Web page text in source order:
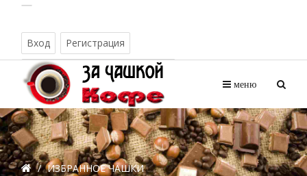
Вход Регистрация
Воскресенье, 09.08.2026, 17:03
меню
/ ИЗБРАННОЕ ЧАШКИ